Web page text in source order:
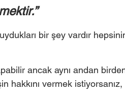
bir şey vardır
ancak aynı andan
vermek istiyorsanız,